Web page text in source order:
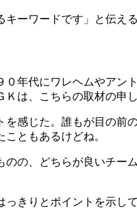
キーワードです」と伝
年代にワレヘムやア
は、こちらの取材の申
を感じた。誰もが目の
ともあるけどね。
の、どちらが良いチ
きりとポイントを示して